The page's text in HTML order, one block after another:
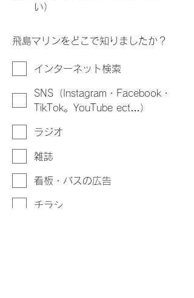
い）
飛島マリンをどこで知りましたか？
インターネット検索
SNS（Instagram・Facebook・
TikTok。YouTube ect…）
ラジオ
雑誌
看板・バスの広告
チラシ